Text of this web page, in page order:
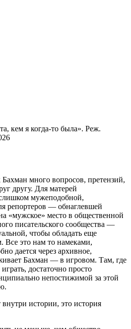
кем я когда-то была». Реж.
много вопросов, претензий,
другу. Для матерей
мужеподобной,
репортеров — обнаглевшей
«мужское» место в общественной
писательского сообщества —
чтобы обладать еще
Все это нам то намеками,
дается через архивное,
Бахман — в игровом. Там, где
достаточно просто
непостижимой за этой
истории, это история